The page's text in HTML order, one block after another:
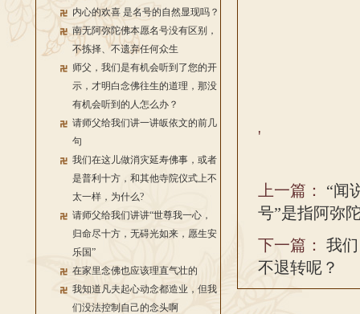
内心的欢喜 是名号的自然显现吗？
南无阿弥陀佛本愿名号没有区别，
不拣择、不遗弃任何众生
师父，我们是有机会听到了您的开
示，才明白念佛往生的道理，那没
有机会听到的人怎么办？
请师父给我们讲一讲皈依文的前几
句
我们在这儿做消灾延寿佛事，或者
是普利十方，和其他寺院仪式上不
太一样，为什么?
请师父给我们讲讲“世尊我一心，
归命尽十方，无碍光如来，愿生安
乐国”
在家里念佛也应该理直气壮的
我知道凡夫起心动念都造业，但我
们没法控制自己的念头啊
'
上一篇： “闻
号”是指阿弥
下一篇： 我
不退转呢？